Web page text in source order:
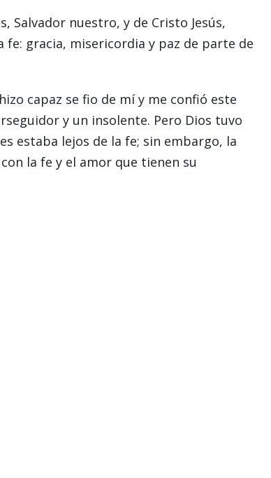
Salvador nuestro, y de Cristo Jesús,
gracia, misericordia y paz de parte de
capaz se fio de mí y me confió este
y un insolente. Pero Dios tuvo
estaba lejos de la fe; sin embargo, la
la fe y el amor que tienen su